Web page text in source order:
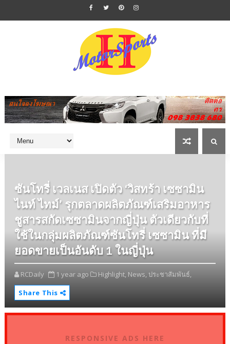
ซันโทรี่ เวลเนส เปิดตัว ‘วิสทร้า เซซามิน
ไนท์ ไทม์’ รุกตลาดผลิตภัณฑ์เสริมอาหาร
ชูสารสกัดเซซามินจากญี่ปุ่น ตัวเดียวกับที่
ใช้ในกลุ่มผลิตภัณฑ์ซันโทรี่ เซซามิน ที่มี
ยอดขายเป็นอันดับ 1 ในญี่ปุ่น
RCDaily 1 year ago Highlight, News, ประชาสัมพันธ์,
Share This
RESPONSIVE ADS HERE